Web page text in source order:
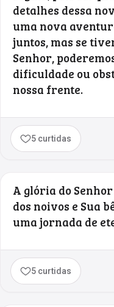
detalhes dessa
uma nova
juntos, mas se
Senhor,
dificuldade ou
nossa frente.
5 curtidas
A glória do
dos noivos e Sua
uma jornada de
5 curtidas